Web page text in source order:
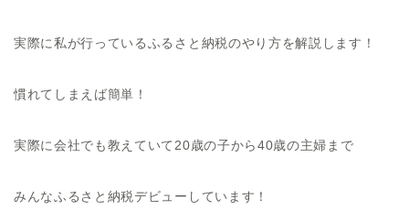
実際に私が行っているふるさと納税のやり方を解説します！
慣れてしまえば簡単！
実際に会社でも教えていて20歳の子から40歳の主婦まで
みんなふるさと納税デビューしています！